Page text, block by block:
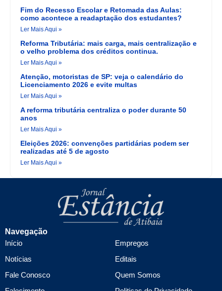
Fim do Recesso Escolar e Retomada das Aulas:
como acontece a readaptação dos estudantes?
Ler Mais Aqui »
Reforma Tributária: mais carga, mais centralização e
o velho problema dos créditos continua.
Ler Mais Aqui »
Atenção, motoristas de SP: veja o calendário do
Licenciamento 2026 e evite multas
Ler Mais Aqui »
A reforma tributária centraliza o poder durante 50
anos
Ler Mais Aqui »
Eleições 2026: convenções partidárias podem ser
realizadas até 5 de agosto
Ler Mais Aqui »
Navegação
Início
Notícias
Fale Conosco
Empregos
Editais
Quem Somos